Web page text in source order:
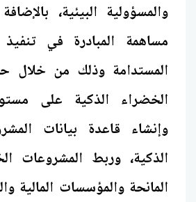
والمسؤولية البيئية،
مساهمة المبادرة في
المستدامة وذلك من خلال
الخضراء الذكية على
وإنشاء قاعدة بيانات
الذكية، وربط المشروعات
المانحة والمؤسسات المالية